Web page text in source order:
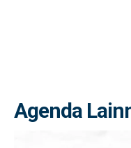
Agenda